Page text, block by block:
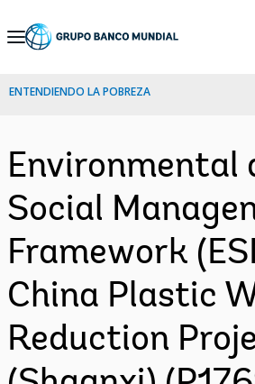
Skip
Navigation
ENTENDIENDO LA POBREZA
Environmental
Social
Framework
China Plastic
Reduction